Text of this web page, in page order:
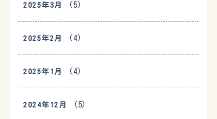
2025年3月 (5)
2025年2月 (4)
2025年1月 (4)
2024年12月 (5)